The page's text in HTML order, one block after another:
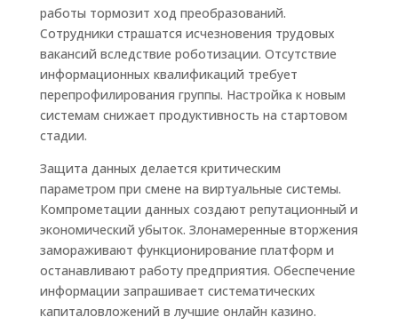
работы тормозит ход преобразований.
Сотрудники страшатся исчезновения трудовых
вакансий вследствие роботизации. Отсутствие
информационных квалификаций требует
перепрофилирования группы. Настройка к новым
системам снижает продуктивность на стартовом
стадии.
Защита данных делается критическим
параметром при смене на виртуальные системы.
Компрометации данных создают репутационный и
экономический убыток. Злонамеренные вторжения
замораживают функционирование платформ и
останавливают работу предприятия. Обеспечение
информации запрашивает систематических
капиталовложений в лучшие онлайн казино.